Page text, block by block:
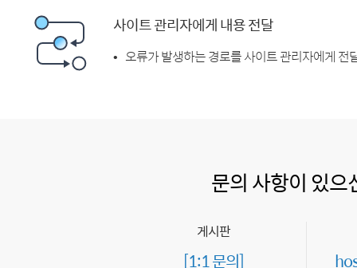
사이트 관리자에게 내용 전달
오류가 발생하는 경로를 사이트 관리자에게 전
문의 사항이 있으
게시판
[1:1 문의]